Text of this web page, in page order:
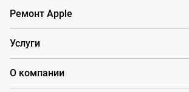
Ремонт Apple
Услуги
О компании